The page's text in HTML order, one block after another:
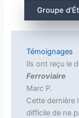
Groupe
Témoignages
Ils ont reçu le
Ferroviaire
Marc P.
Cette dernière
difficile de ne